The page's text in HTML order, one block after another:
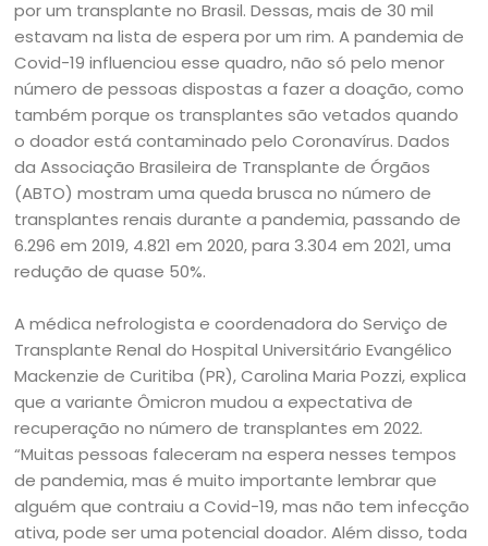
por um transplante no Brasil. Dessas, mais de 30 mil
estavam na lista de espera por um rim. A pandemia de
Covid-19 influenciou esse quadro, não só pelo menor
número de pessoas dispostas a fazer a doação, como
também porque os transplantes são vetados quando
o doador está contaminado pelo Coronavírus. Dados
da Associação Brasileira de Transplante de Órgãos
(ABTO) mostram uma queda brusca no número de
transplantes renais durante a pandemia, passando de
6.296 em 2019, 4.821 em 2020, para 3.304 em 2021, uma
redução de quase 50%.
A médica nefrologista e coordenadora do Serviço de
Transplante Renal do Hospital Universitário Evangélico
Mackenzie de Curitiba (PR), Carolina Maria Pozzi, explica
que a variante Ômicron mudou a expectativa de
recuperação no número de transplantes em 2022.
“Muitas pessoas faleceram na espera nesses tempos
de pandemia, mas é muito importante lembrar que
alguém que contraiu a Covid-19, mas não tem infecção
ativa, pode ser uma potencial doador. Além disso, toda